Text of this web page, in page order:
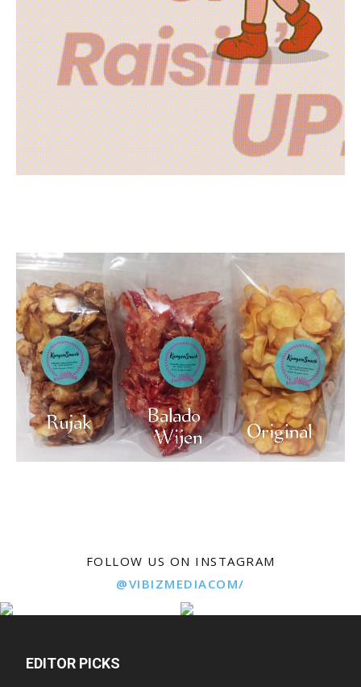
FOLLOW US ON INSTAGRAM
@VIBIZMEDIACOM/
EDITOR PICKS